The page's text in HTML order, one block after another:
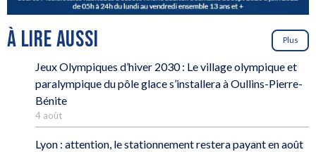
À LIRE AUSSI Plus
Jeux Olympiques d’hiver 2030 : Le village olympique et
paralympique du pôle glace s’installera à Oullins-Pierre-
Bénite
4 août
Lyon : attention, le stationnement restera payant en août